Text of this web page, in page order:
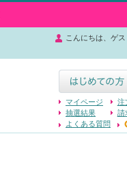
こんにちは、ゲス
マイページ 注
抽選結果
請
よくある質問